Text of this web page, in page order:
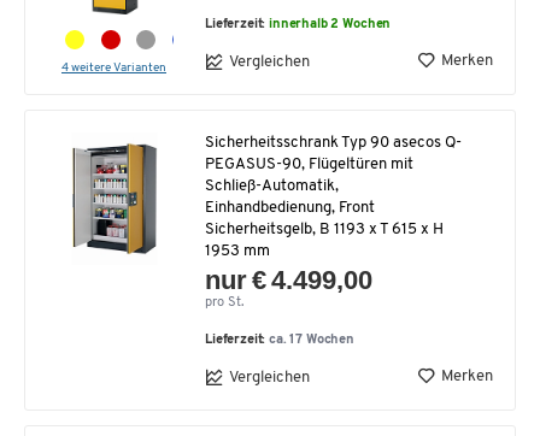
4 weitere Varianten
Lieferzeit:innerhalb 2 Wochen
Vergleichen Merken
Sicherheitsschrank Typ 90 asecos Q-
PEGASUS-90, Flügeltüren mit
Schließ-Automatik,
Einhandbedienung, Front
Sicherheitsgelb, B 1193 x T 615 x H
1953 mm
nur € 4.499,00
pro St.
Lieferzeit:ca. 17 Wochen
Vergleichen Merken